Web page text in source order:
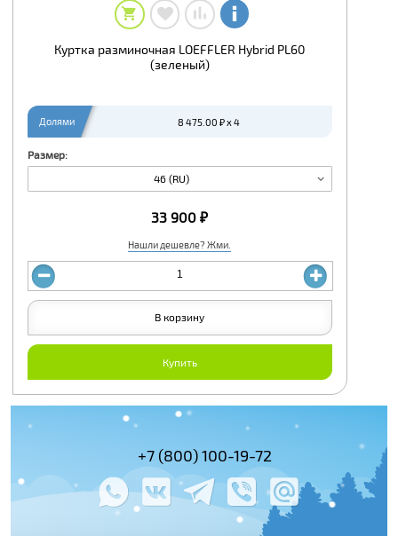
Куртка разминочная LOEFFLER Hybrid PL60
(зеленый)
Долями 8 475.00 ₽ x 4
Размер:
46 (RU)
Нашли дешевле? Жми.
33 900 ₽
Купить
В корзину
+7 (495)
+7 (800) 100-19-72